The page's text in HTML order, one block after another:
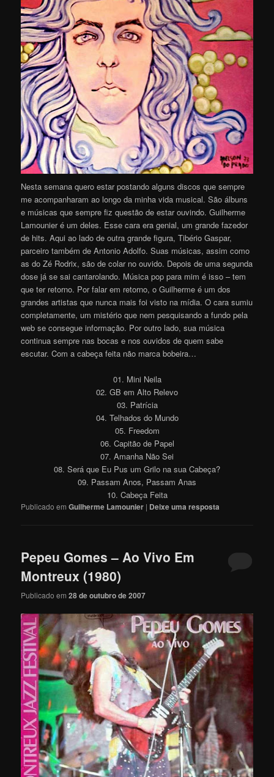
Nesta semana quero estar postando alguns discos que sempre
me acompanharam ao longo da minha vida musical. São álbuns
e músicas que sempre fiz questão de estar ouvindo. Guilherme
Lamounier é um deles. Esse cara era genial, um grande fazedor
de hits. Aqui ao lado de outra grande figura, Tibério Gaspar,
parceiro também de Antonio Adolfo. Suas músicas, assim como
as do Zé Rodrix, são de colar no ouvido. Depois de uma segunda
dose já se sai cantarolando. Música pop para mim é isso – tem
que ter retorno. Por falar em retorno, o Guilherme é um dos
grandes artistas que nunca mais foi visto na mídia. O cara sumiu
completamente, um mistério que nem pesquisando a fundo pela
web se consegue informação. Por outro lado, sua música
continua sempre nas bocas e nos ouvidos de quem sabe
escutar. Com a cabeça feita não marca bobeira…
01. Mini Neila
02. GB em Alto Relevo
03. Patrícia
04. Telhados do Mundo
05. Freedom
06. Capitão de Papel
07. Amanha Não Sei
08. Será que Eu Pus um Grilo na sua Cabeça?
09. Passam Anos, Passam Anas
10. Cabeça Feita
Publicado em Guilherme Lamounier | Deixe uma resposta
Pepeu Gomes – Ao Vivo Em
Montreux (1980)
Publicado em28 de outubro de 2007